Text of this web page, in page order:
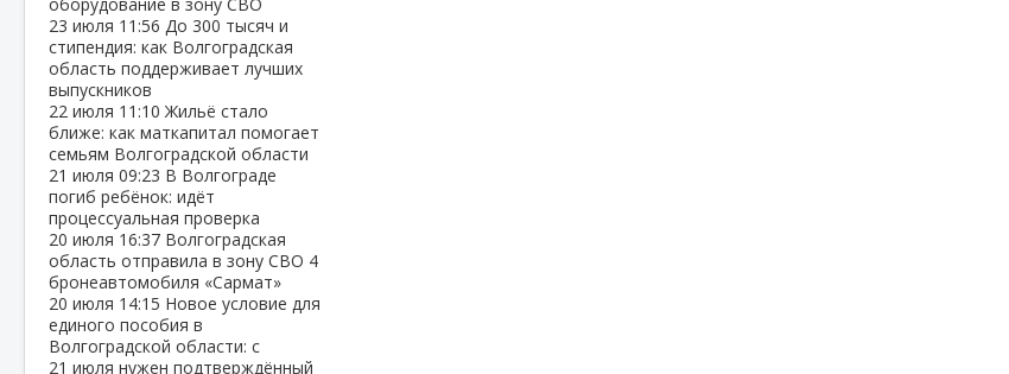
23 июля 11:56 До 300 тысяч и
стипендия: как Волгоградская
область поддерживает лучших
выпускников
22 июля 11:10Жильё стало
ближе: как маткапитал помогает
семьям Волгоградской области
21 июля 09:23 В Волгограде
погиб ребёнок: идёт
процессуальная проверка
20 июля 16:37 Волгоградская
область отправила в зону СВО 4
бронеавтомобиля «Сармат»
20 июля 14:15 Новое условие для
единого пособия в
Волгоградской области: с
21 июля нужен подтверждённый